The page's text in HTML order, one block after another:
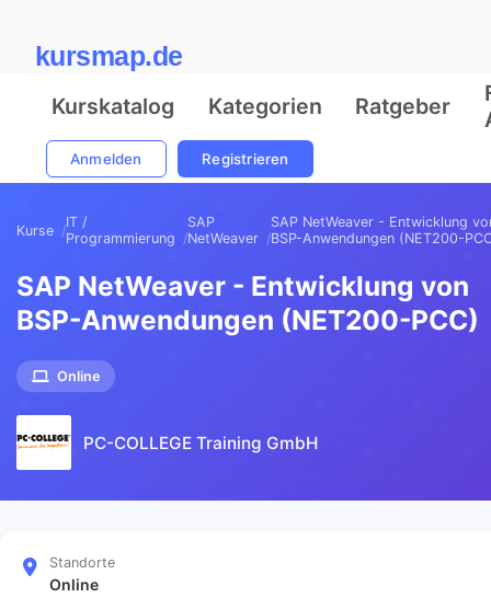
kursmap.de
Kurskatalog Kategorien Ratgeber
Anmelden Registrieren
Kurse
IT /
Programmierung
SAP
NetWeaver
SAP NetWeaver - Entwicklung
BSP-Anwendungen (NET200-
SAP NetWeaver - Entwicklung von
BSP-Anwendungen (NET200-PCC)
Online
PC-COLLEGE Training GmbH
Standorte
Online